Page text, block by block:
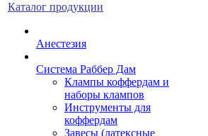
Каталог продукции
Анестезия
Система Раббер Дам
Клампы коффердам и
наборы клампов
Инструменты для
коффердам
Завесы (латексные